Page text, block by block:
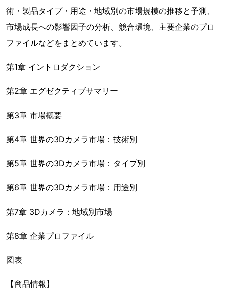
術・製品タイプ・用途・地域別の市場規模の推移と予測、
市場成長への影響因子の分析、競合環境、主要企業のプロ
ファイルなどをまとめています。
第1章 イントロダクション
第2章 エグゼクティブサマリー
第3章 市場概要
第4章 世界の3Dカメラ市場：技術別
第5章 世界の3Dカメラ市場：タイプ別
第6章 世界の3Dカメラ市場：用途別
第7章 3Dカメラ：地域別市場
第8章 企業プロファイル
図表
【商品情報】